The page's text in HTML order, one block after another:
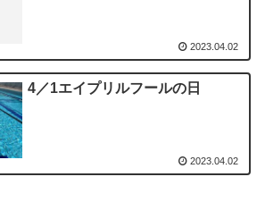
2023.04.02
4／1エイプリルフールの日
2023.04.02